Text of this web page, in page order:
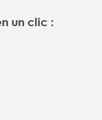
un clic :